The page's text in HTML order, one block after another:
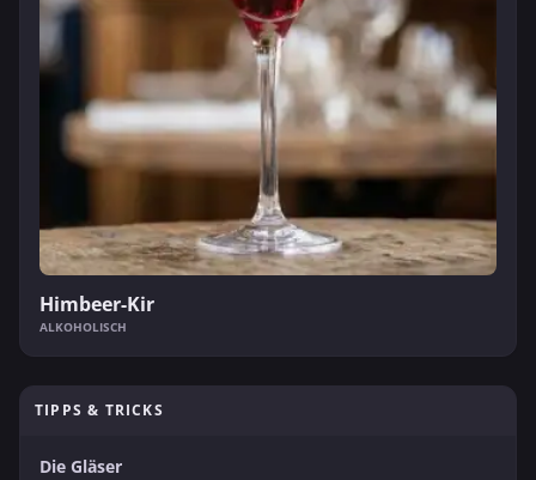
Himbeer-Kir
ALKOHOLISCH
TIPPS & TRICKS
Die Gläser